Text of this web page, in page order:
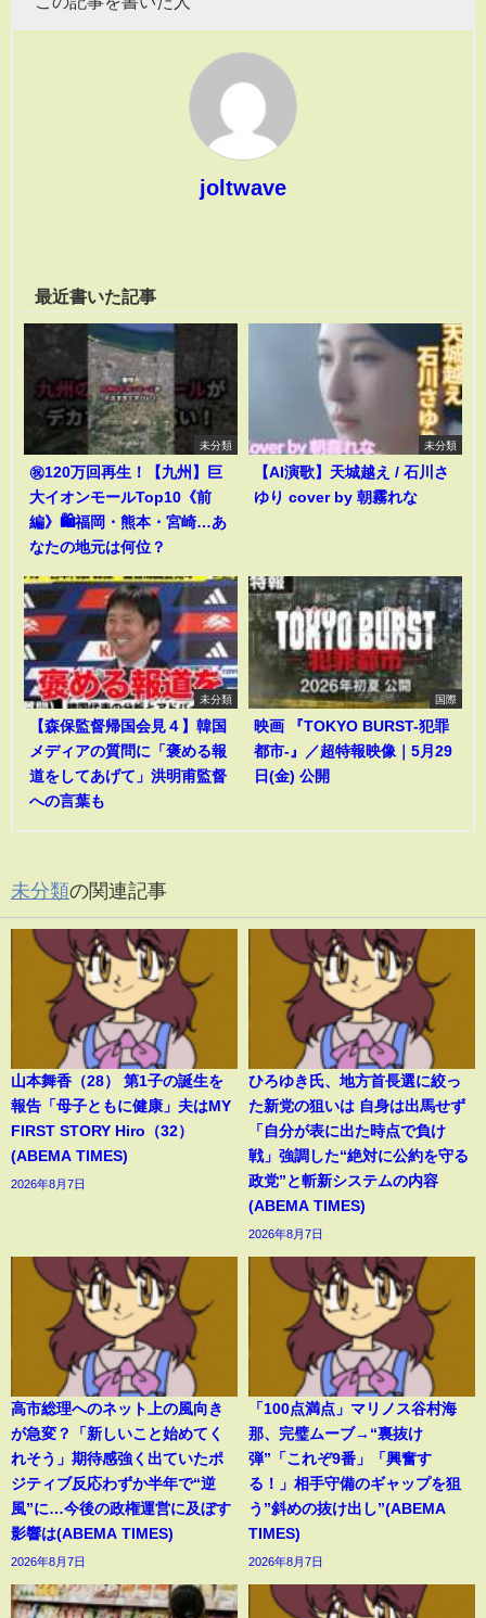
joltwave
最近書いた記事
未分類
㊗️120万回再生！【九州】巨
大イオンモールTop10《前
編》🛍️福岡・熊本・宮崎…あ
なたの地元は何位？
未分類
【AI演歌】天城越え / 石川さ
ゆり cover by 朝霧れな
未分類
【森保監督帰国会見４】韓国
メディアの質問に「褒める報
道をしてあげて」洪明甫監督
への言葉も
国際
映画 『TOKYO BURST-犯罪
都市-』／超特報映像｜5月29
日(金) 公開
未分類の関連記事
山本舞香（28） 第1子の誕生を
報告「母子ともに健康」夫はMY
FIRST STORY Hiro（32）
(ABEMA TIMES)
2026年8月7日
ひろゆき氏、地方首長選に絞っ
た新党の狙いは 自身は出馬せず
「自分が表に出た時点で負け
戦」強調した“絶対に公約を守る
政党”と斬新システムの内容
(ABEMA TIMES)
2026年8月7日
高市総理へのネット上の風向き
が急変？「新しいこと始めてく
れそう」期待感強く出ていたポ
ジティブ反応わずか半年で“逆
風”に…今後の政権運営に及ぼす
影響は(ABEMA TIMES)
2026年8月7日
「100点満点」マリノス谷村海
那、完璧ムーブ→“裏抜け
弾”「これぞ9番」「興奮す
る！」相手守備のギャップを狙
う”斜めの抜け出し”(ABEMA
TIMES)
2026年8月7日